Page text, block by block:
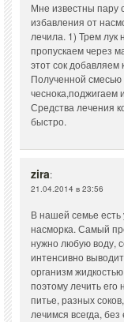
Мне известны пару
избавления от
лечила. 1) Трем лук
пропускаем через
этот сок
Полученной
Средства лечения
быстро.
zira:
21.04.2014 в 23:56
В нашей семье есть
насморка. Самый
нужно любую воду,
интенсивно
организм
поэтому лечить его
питье, разных
лечимся всегда,